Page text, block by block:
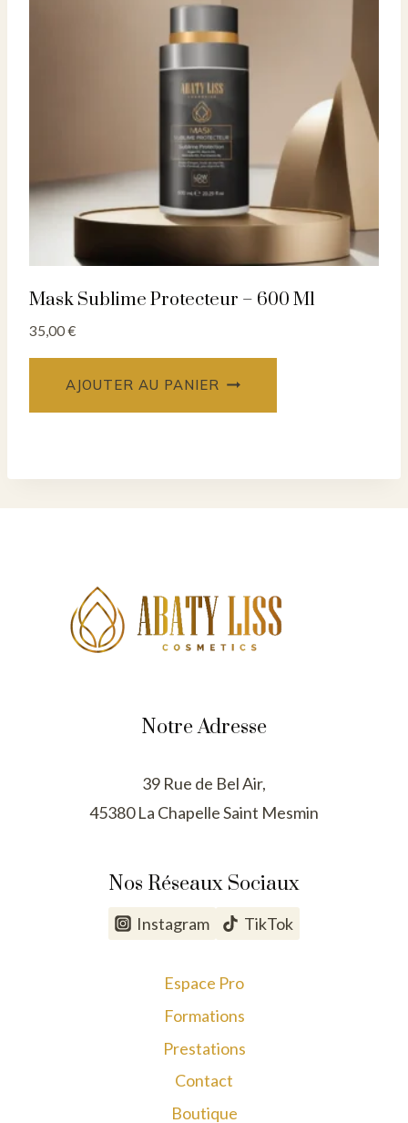
Mask Sublime Protecteur – 600 Ml
35,00€
AJOUTER AU PANIER
Notre Adresse
39 Rue de Bel Air,
45380 La Chapelle Saint Mesmin
Nos Réseaux Sociaux
Instagram TikTok
Espace Pro
Formations
Prestations
Contact
Boutique